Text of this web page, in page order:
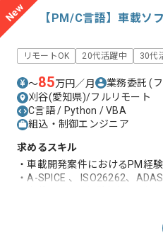
New 【PM/C言語】車載ソ
リモートOK 20代活躍中 30代
〜85万円／月 業務委託(
刈谷(愛知県)/フルリモート
C言語 / Python / VBA
組込・制御エンジニア
求めるスキル
・車載開発案件におけるPM経験
・A-SPICE 、 ISO26262、